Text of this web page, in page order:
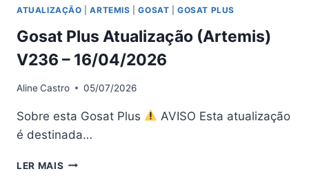
ATUALIZAÇÃO |ARTEMIS |GOSAT |GOSAT PLUS
Gosat Plus Atualização (Artemis)
V236 – 16/04/2026
AlineCastro 05/07/2026
Sobre esta Gosat Plus
AVISO Esta atualização
é destinada…
LER MAIS GOSAT